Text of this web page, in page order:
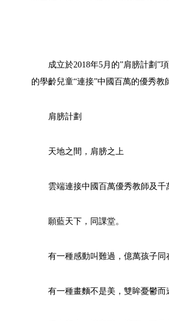
成立於2018年5月的”肩膀計劃”
的學齡兒童“連接”中國百萬的優秀
肩膀計劃
天地之間，肩膀之上
雲端連接中國百萬優秀教師及千
願藍天下，同課堂。
有一種感動叫難過，億萬孩子
有一種畫麵不是美，雙眸憂鬱